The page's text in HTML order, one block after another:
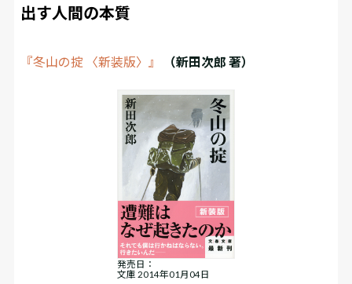
出す人間の本質
『冬山の掟 〈新装版〉』 （新田次郎 著）
発売日：
文庫 2014年01月04日